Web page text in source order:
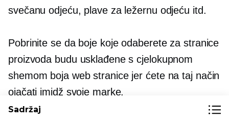
svečanu odjeću, plave za ležernu odjeću itd.
Pobrinite se da boje koje odaberete za stranice
proizvoda budu usklađene s cjelokupnom
shemom boja web stranice jer ćete na taj način
ojačati imidž svoje marke.
Sadržaj